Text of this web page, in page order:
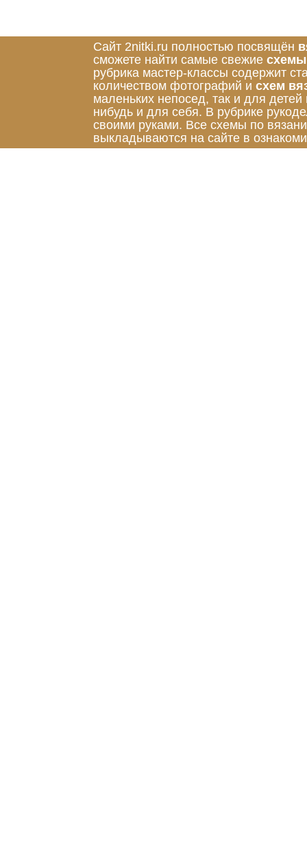
Сайт 2nitki.ru полностью посвящён
сможете найти самые свежие схемы
рубрика мастер-классы содержит
количеством фотографий и схем
маленьких непосед, так и для
нибудь и для себя. В рубрике
своими руками. Все схемы по
выкладываются на сайте в